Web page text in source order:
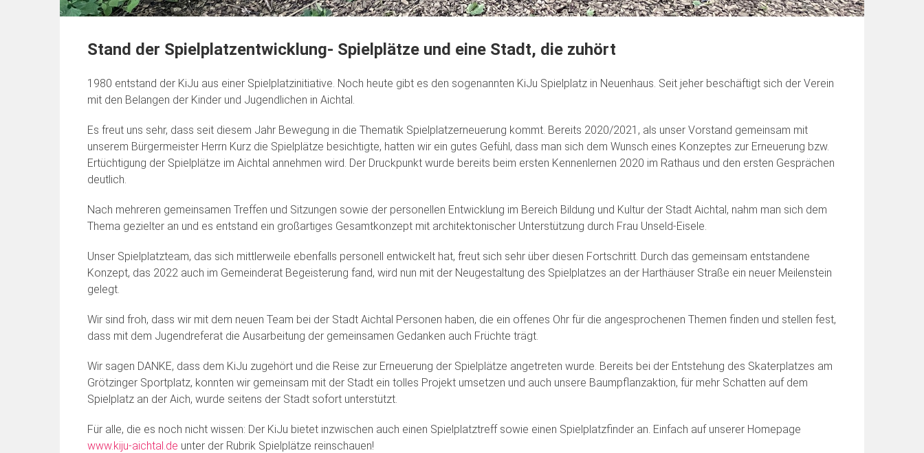
Stand der Spielplatzentwicklung- Spielplätze und eine Stadt, die zuhört
1980 entstand der KiJu aus einer Spielplatzinitiative. Noch heute gibt es den sogenannten KiJu Spielplatz in Neuenhaus. Seit jeher beschäftigt sich der Verein
mit den Belangen der Kinder und Jugendlichen in Aichtal.
Es freut uns sehr, dass seit diesem Jahr Bewegung in die Thematik Spielplatzerneuerung kommt. Bereits 2020/2021, als unser Vorstand gemeinsam mit
unserem Bürgermeister Herrn Kurz die Spielplätze besichtigte, hatten wir ein gutes Gefühl, dass man sich dem Wunsch eines Konzeptes zur Erneuerung bzw.
Ertüchtigung der Spielplätze im Aichtal annehmen wird. Der Druckpunkt wurde bereits beim ersten Kennenlernen 2020 im Rathaus und den ersten Gesprächen
deutlich.
Nach mehreren gemeinsamen Treffen und Sitzungen sowie der personellen Entwicklung im Bereich Bildung und Kultur der Stadt Aichtal, nahm man sich dem
Thema gezielter an und es entstand ein großartiges Gesamtkonzept mit architektonischer Unterstützung durch Frau Unseld-Eisele.
Unser Spielplatzteam, das sich mittlerweile ebenfalls personell entwickelt hat, freut sich sehr über diesen Fortschritt. Durch das gemeinsam entstandene
Konzept, das 2022 auch im Gemeinderat Begeisterung fand, wird nun mit der Neugestaltung des Spielplatzes an der Harthäuser Straße ein neuer Meilenstein
gelegt.
Wir sind froh, dass wir mit dem neuen Team bei der Stadt Aichtal Personen haben, die ein offenes Ohr für die angesprochenen Themen finden und stellen fest,
dass mit dem Jugendreferat die Ausarbeitung der gemeinsamen Gedanken auch Früchte trägt.
Wir sagen DANKE, dass dem KiJu zugehört und die Reise zur Erneuerung der Spielplätze angetreten wurde. Bereits bei der Entstehung des Skaterplatzes am
Grötzinger Sportplatz, konnten wir gemeinsam mit der Stadt ein tolles Projekt umsetzen und auch unsere Baumpflanzaktion, für mehr Schatten auf dem
Spielplatz an der Aich, wurde seitens der Stadt sofort unterstützt.
Für alle, die es noch nicht wissen: Der KiJu bietet inzwischen auch einen Spielplatztreff sowie einen Spielplatzfinder an. Einfach auf unserer Homepage
www.kiju-aichtal.de unter der Rubrik Spielplätze reinschauen!